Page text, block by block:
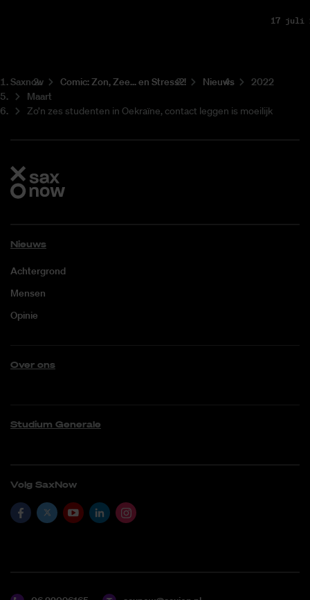
17 juli
Saxnow Co­mic: Zon, Zee... en Stress?! Nieuws
2022
Maart
Zo’n zes studenten in Oekraïne, contact leggen is moeilijk
Nieuws
Achtergrond
Mensen
Opinie
Over ons
Studium Generale
Volg SaxNow